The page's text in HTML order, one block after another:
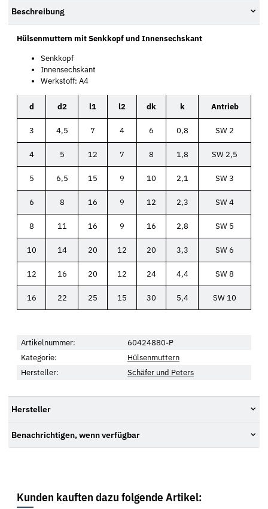
Beschreibung
Hülsenmuttern mit Senkkopf und Innensechskant
Senkkopf
Innensechskant
Werkstoff: A4
d d2 l1 l2 dk k Antrieb
3 4,5 7 4 6 0,8 SW 2
4 5 12 7 8 1,8 SW 2,5
5 6,5 15 9 10 2,1 SW 3
6 8 16 9 12 2,3 SW 4
8 11 16 9 16 2,8 SW 5
10 14 20 12 20 3,3 SW 6
12 16 20 12 24 4,4 SW 8
16 22 25 15 30 5,4 SW 10
Artikelnummer:
60424880-P
Kategorie:
Hülsenmuttern
Hersteller:
Schäfer und Peters
Hersteller
Benachrichtigen, wenn verfügbar
Kunden kauften dazu folgende Artikel: